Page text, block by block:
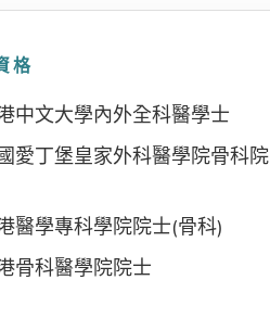
格
中文大學內外全科醫學士
愛丁堡皇家外科醫學院骨科院
醫學專科學院院士(骨科)
骨科醫學院院士